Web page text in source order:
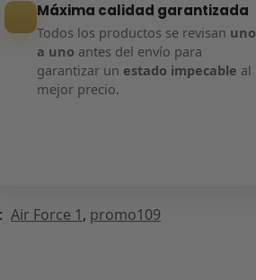
Máxima calidad garantizada
Todos los productos se revisan uno
a uno antes del envío para
garantizar un estado impecable al
mejor precio.
Air Force 1, promo109